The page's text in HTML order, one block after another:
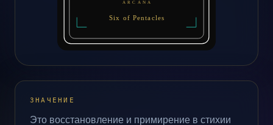
ЗНАЧЕНИЕ
Это восстановление и примирение в стихии